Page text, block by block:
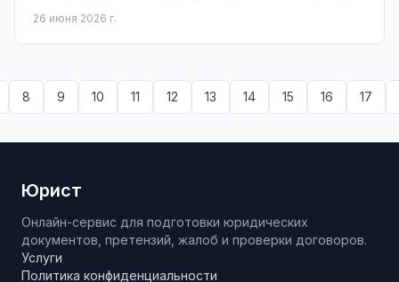
26 июня 2026 г.
8 9 10 11 12 13 14 15 16 17
Юрист
Онлайн-сервис для подготовки юридических
документов, претензий, жалоб и проверки договоров.
Услуги
Политика конфиденциальности